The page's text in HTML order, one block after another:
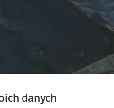
danych